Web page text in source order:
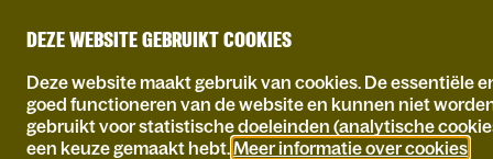
DEZE WEBSITE GEBRUIKT COOKIES
Deze website maakt gebruik van cookies. De essentiële
goed functioneren van de website en kunnen niet
gebruikt voor statistische doeleinden (analytische
een keuze gemaakt hebt. Meer informatie over cookies